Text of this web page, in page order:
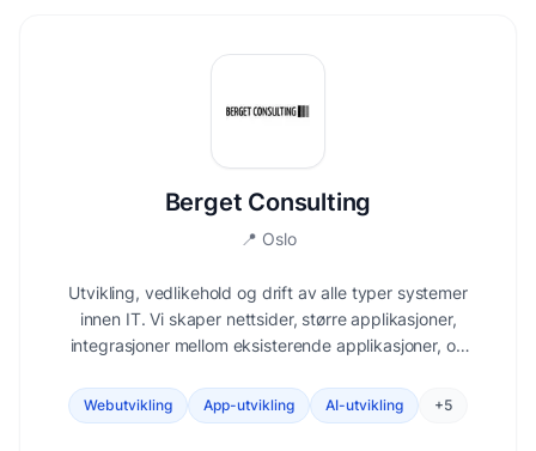
Berget Consulting
📍 Oslo
Utvikling, vedlikehold og drift av alle typer systemer
innen IT. Vi skaper nettsider, større applikasjoner,
integrasjoner mellom eksisterende applikasjoner, og
innen SEO, digital markedsføring, samt annen teknisk
rådgivning.
Webutvikling App-utvikling AI-utvikling +5